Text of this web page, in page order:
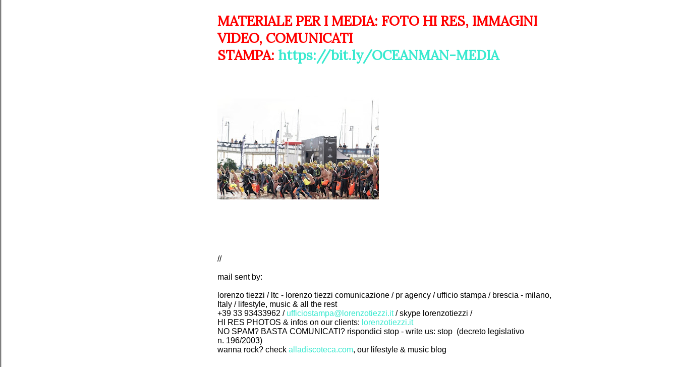
MATERIALE PER I MEDIA: FOTO HI RES, IMMAGINI
VIDEO, COMUNICATI
STAMPA: https://bit.ly/OCEANMAN-MEDIA
//
mail sent by:
lorenzo tiezzi / ltc - lorenzo tiezzi comunicazione / pr agency / ufficio stampa / brescia - milano,
Italy / lifestyle, music & all the rest
+39 33 93433962 / ufficiostampa@lorenzotiezzi.it/ skype lorenzotiezzi /
HI RES PHOTOS & infos on our clients: lorenzotiezzi.it
NO SPAM? BASTA COMUNICATI? rispondici stop - write us: stop (decreto legislativo
n. 196/2003)
wanna rock? check alladiscoteca.com, our lifestyle & music blog